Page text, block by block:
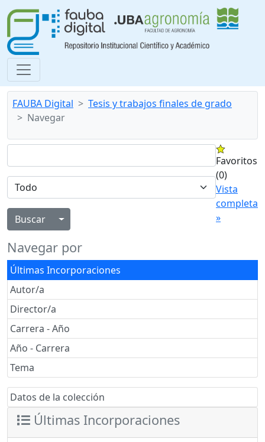
FAUBA Digital
Tesis y trabajos finales de grado
Navegar
Alternar menú desplegable
Favoritos
(0)
Vista
completa
»
Navegar por
Últimas Incorporaciones
Autor/a
Director/a
Carrera - Año
Año - Carrera
Tema
Datos de la colección
Últimas Incorporaciones